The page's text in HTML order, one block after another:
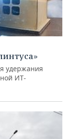
удержания
ИТ-